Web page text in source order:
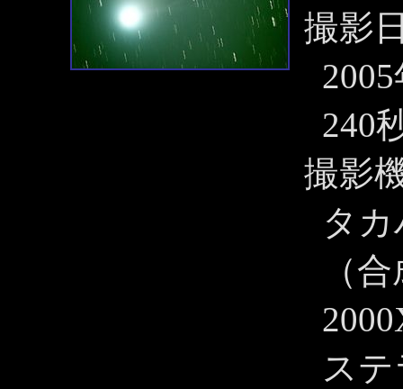
撮影
240
撮影
タ
（
ス